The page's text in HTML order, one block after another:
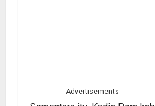
Advertisements